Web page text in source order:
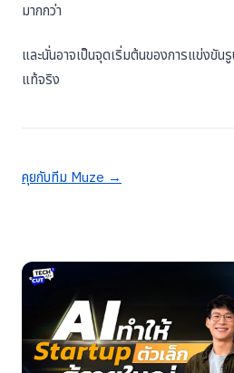
มากกว่า
และนั่นอาจเป็นจุดเริ่มต้นของการแข่งขัน
แท้จริง
คุยกับทีม Muze →